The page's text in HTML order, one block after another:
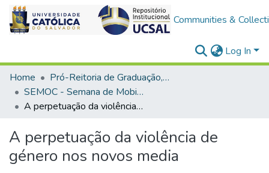
Communities &
Log In
Home
Pró-Reitoria de Graduação, Extensão e Ação Comunitária
SEMOC - Semana de Mobilização Científica
A perpetuação da violência de género nos novos media
A perpetuação da violência de
género nos novos media